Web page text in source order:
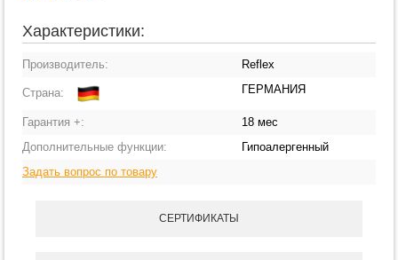
Характеристики:
Производитель: Reflex
Страна: ГЕРМАНИЯ
Гарантия +:
18 мес
Дополнительные функции:
Гипоалергенный
Задать вопрос по товару
СЕРТИФИКАТЫ